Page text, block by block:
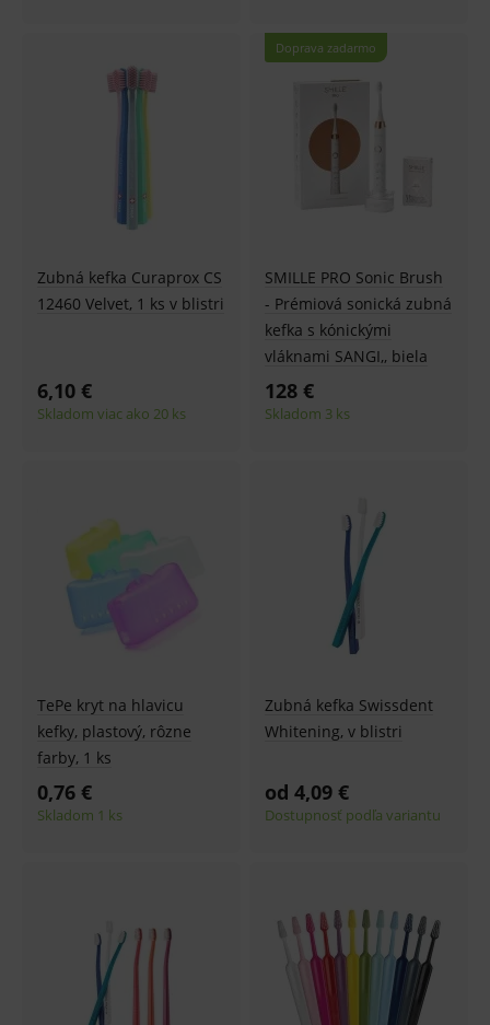
Zubná kefka Curaprox CS
12460 Velvet, 1 ks v blistri
6,10 €
Skladom viac ako 20 ks
Doprava zadarmo
SMILLE PRO Sonic Brush
- Prémiová sonická zubná
kefka s kónickými
vláknami SANGI,, biela
128 €
Skladom 3 ks
TePe kryt na hlavicu
kefky, plastový, rôzne
farby, 1 ks
0,76 €
Skladom 1 ks
Zubná kefka Swissdent
Whitening, v blistri
od 4,09 €
Dostupnosť podľa variantu